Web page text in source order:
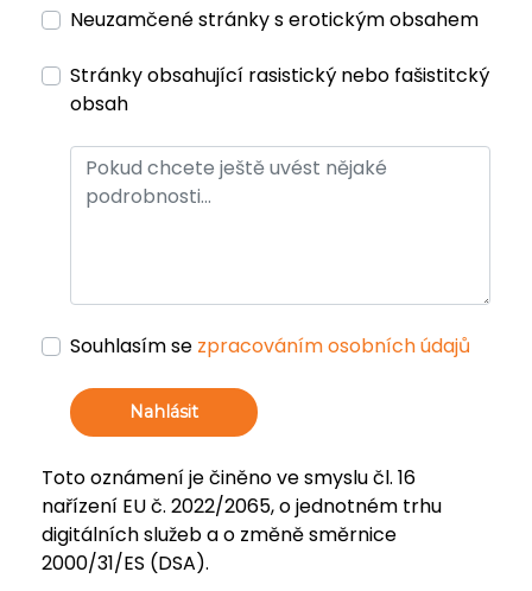
Neuzamčené stránky s erotickým obsahem
Stránky obsahující rasistický nebo fašistitcký
obsah
Souhlasím se zpracováním osobních údajů
Nahlásit
Toto oznámení je činěno ve smyslu čl. 16
nařízení EU č. 2022/2065, o jednotném trhu
digitálních služeb a o změně směrnice
2000/31/ES (DSA).